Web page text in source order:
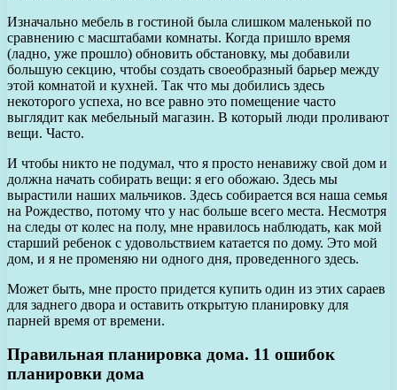
Изначально мебель в гостиной была слишком маленькой по
сравнению с масштабами комнаты. Когда пришло время
(ладно, уже прошло) обновить обстановку, мы добавили
большую секцию, чтобы создать своеобразный барьер между
этой комнатой и кухней. Так что мы добились здесь
некоторого успеха, но все равно это помещение часто
выглядит как мебельный магазин. В который люди проливают
вещи. Часто.
И чтобы никто не подумал, что я просто ненавижу свой дом и
должна начать собирать вещи: я его обожаю. Здесь мы
вырастили наших мальчиков. Здесь собирается вся наша семья
на Рождество, потому что у нас больше всего места. Несмотря
на следы от колес на полу, мне нравилось наблюдать, как мой
старший ребенок с удовольствием катается по дому. Это мой
дом, и я не променяю ни одного дня, проведенного здесь.
Может быть, мне просто придется купить один из этих сараев
для заднего двора и оставить открытую планировку для
парней время от времени.
Правильная планировка дома. 11 ошибок
планировки дома